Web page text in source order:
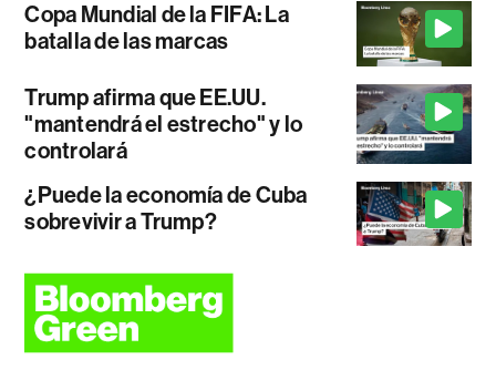
Copa Mundial de la FIFA: La
batalla de las marcas
Trump afirma que EE.UU.
"mantendrá el estrecho" y lo
controlará
¿Puede la economía de Cuba
sobrevivir a Trump?